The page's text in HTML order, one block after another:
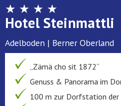
★ ★ ★ ★
Hotel Steinmattli
Adelboden | Berner Oberland
„Zämä cho sit 1872“
Genuss & Panorama im
100 m zur Dorfstation der